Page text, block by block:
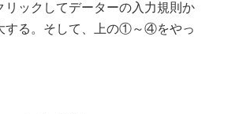
リックしてデーターの入力規則か
する。そして、上の①～④をやっ